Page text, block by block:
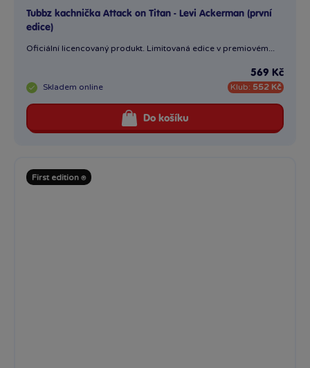
Tubbz kachnička Attack on Titan - Levi Ackerman (první
edice)
Oficiální licencovaný produkt. Limitovaná edice v premiovém...
Skladem online
569 Kč
Klub: 552 Kč
Do košíku
First edition ⍟